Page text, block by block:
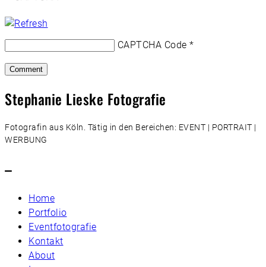
CAPTCHA Code *
Stephanie Lieske Fotografie
Fotografin aus Köln. Tätig in den Bereichen: EVENT | PORTRAIT |
WERBUNG
–
Home
Portfolio
Eventfotografie
Kontakt
About